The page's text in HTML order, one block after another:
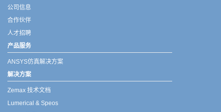
公司信息
合作伙伴
人才招聘
产品服务
ANSYS仿真解决方案
解决方案
Zemax 技术文档
Lumerical & Speos